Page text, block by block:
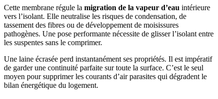
Cette membrane régule la migration de la vapeur d’eau intérieure
vers l’isolant. Elle neutralise les risques de condensation, de
tassement des fibres ou de développement de moisissures
pathogènes. Une pose performante nécessite de glisser l’isolant entre
les suspentes sans le comprimer.
Une laine écrasée perd instantanément ses propriétés. Il est impératif
de garder une continuité parfaite sur toute la surface. C’est le seul
moyen pour supprimer les courants d’air parasites qui dégradent le
bilan énergétique du logement.